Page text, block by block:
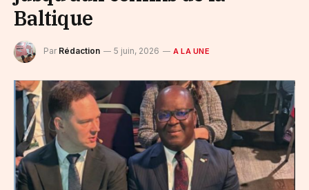
Baltique
Par Rédaction 5 juin, 2026 A LA UNE